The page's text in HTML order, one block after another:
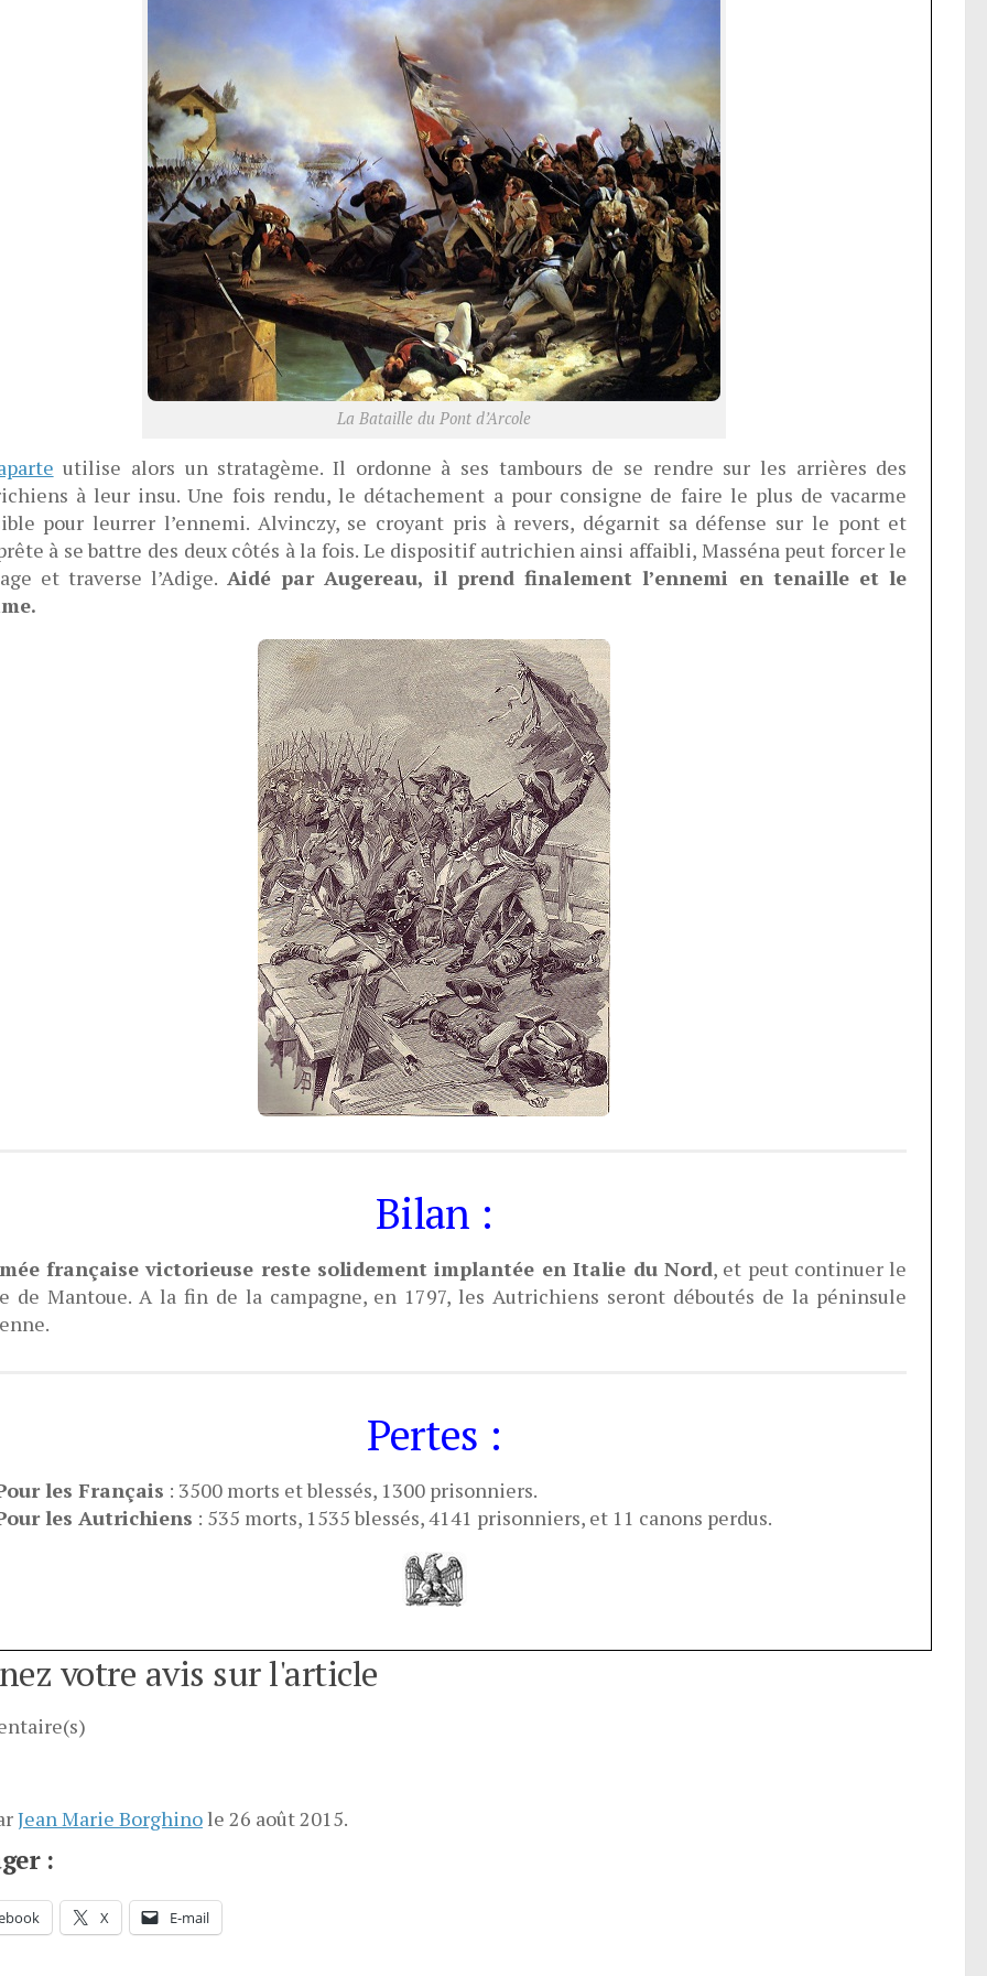
La Bataille du Pont d’Arcole
utilise alors un stratagème. Il ordonne à ses tambours de se rendre sur les arrières des
à leur insu. Une fois rendu, le détachement a pour consigne de faire le plus de vacarme
pour leurrer l’ennemi. Alvinczy, se croyant pris à revers, dégarnit sa défense sur le pont et
à se battre des deux côtés à la fois. Le dispositif autrichien ainsi affaibli, Masséna peut forcer le
et traverse l’Adige. Aidé par Augereau, il prend finalement l’ennemi en tenaille et le
Bilan :
française victorieuse reste solidement implantée en Italie du Nord, et peut continuer le
de Mantoue. A la fin de la campagne, en 1797, les Autrichiens seront déboutés de la péninsule
Pertes :
les Français : 3500 morts et blessés, 1300 prisonniers.
les Autrichiens : 535 morts, 1535 blessés, 4141 prisonniers, et 11 canons perdus.
votre avis sur l'article
Jean Marie Borghinole 26 août 2015.
:
X E-mail